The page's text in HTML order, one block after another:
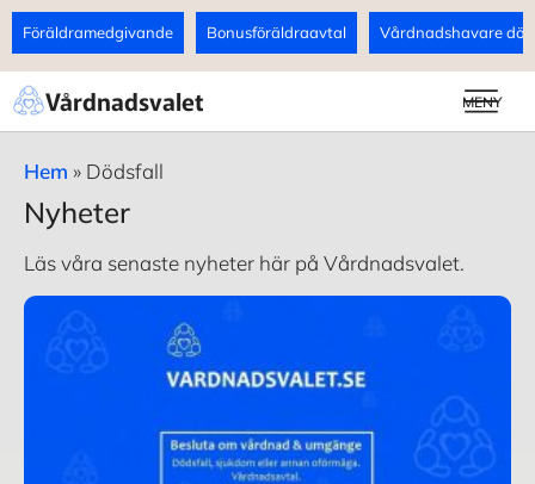
Föräldramedgivande Bonusföräldraavtal Vårdnadshavare
Vårdnadsvalet MENY
Hem » Dödsfall
Nyheter
Läs våra senaste nyheter här på Vårdnadsvalet.